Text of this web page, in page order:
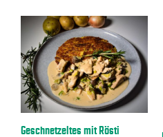
Geschnetzeltes mit Rösti